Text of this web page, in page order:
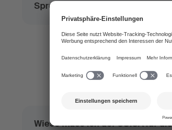
Sprechers/der Sprecherin)?
Wieso muss ich der SUISA für